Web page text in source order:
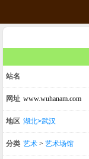
站名
网址 www.wuhanam.com
地区 湖北>武汉
分类 艺术 > 艺术场馆